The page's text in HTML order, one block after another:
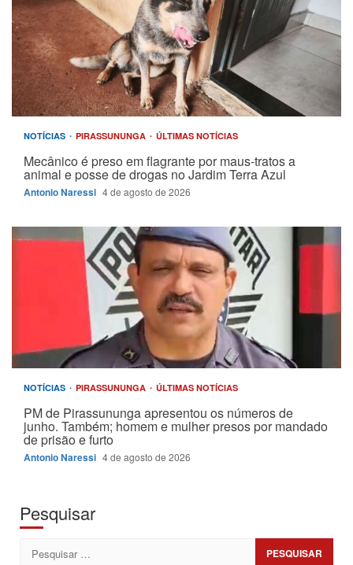
NOTÍCIAS PIRASSUNUNGA ÚLTIMAS NOTÍCIAS
Mecânico é preso em flagrante por maus-tratos a
animal e posse de drogas no Jardim Terra Azul
Antonio Naressi 4 de agosto de 2026
NOTÍCIAS PIRASSUNUNGA ÚLTIMAS NOTÍCIAS
PM de Pirassununga apresentou os números de
junho. Também; homem e mulher presos por mandado
de prisão e furto
Antonio Naressi 4 de agosto de 2026
Pesquisar
Pesquisar